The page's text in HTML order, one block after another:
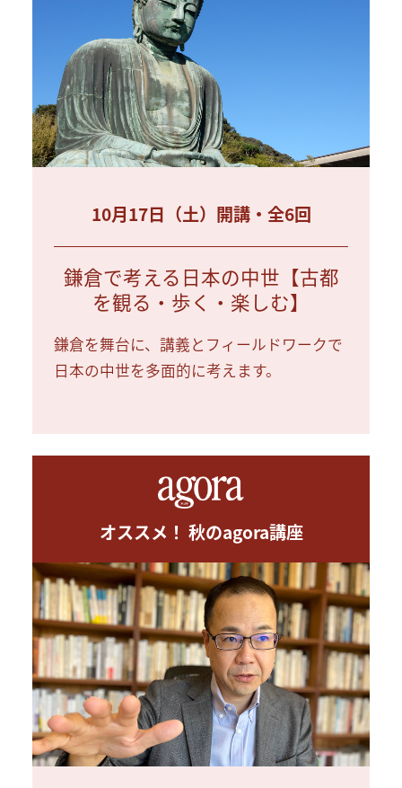
10月17日（土）開講・全6回
鎌倉で考える日本の中世【古都
を観る・歩く・楽しむ】
鎌倉を舞台に、講義とフィールドワークで
日本の中世を多面的に考えます。
オススメ！ 秋のagora講座